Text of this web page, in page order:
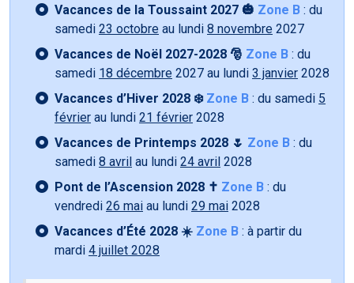
Vacances de la Toussaint 2027 🎃 Zone B : du
samedi 23 octobre au lundi 8 novembre 2027
Vacances de Noël 2027-2028 🎅 Zone B : du
samedi 18 décembre 2027 au lundi 3 janvier 2028
Vacances d’Hiver 2028 ❄️ Zone B : du samedi 5
février au lundi 21 février 2028
Vacances de Printemps 2028 🌷 Zone B : du
samedi 8 avril au lundi 24 avril 2028
Pont de l’Ascension 2028 ✝️ Zone B : du
vendredi 26 mai au lundi 29 mai 2028
Vacances d’Été 2028 ☀️ Zone B : à partir du
mardi 4 juillet 2028